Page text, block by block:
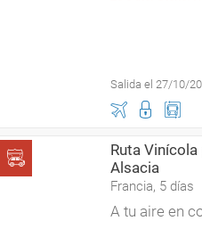
Salida el 27/10/
Ruta
Alsacia
Francia, 5 días
A tu aire en